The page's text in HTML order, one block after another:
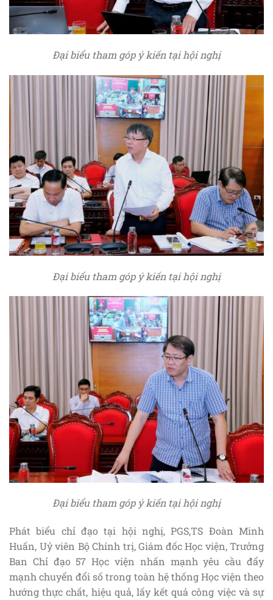
Đại biểu tham góp ý kiến tại hội nghị
Đại biểu tham góp ý kiến tại hội nghị
Đại biểu tham góp ý kiến tại hội nghị
Phát biểu chỉ đạo tại hội nghị, PGS,TS Đoàn Minh
Huấn, Uỷ viên Bộ Chính trị, Giám đốc Học viện, Trưởng
Ban Chỉ đạo 57 Học viện nhấn mạnh yêu cầu đẩy
mạnh chuyển đổi số trong toàn hệ thống Học viện theo
hướng thực chất, hiệu quả, lấy kết quả công việc và sự